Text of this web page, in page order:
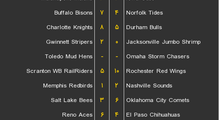
Buffalo Bisons
۷ ۴
Norfolk Tides
Charlotte Knights
۸ ۵
Durham Bulls
Gwinnett Stripers
۲ ۰
Jacksonville Jumbo Shrimp
Toledo Mud Hens
- -
Omaha Storm Chasers
Scranton WB RailRiders
۵ ۱۰
Rochester Red Wings
Memphis Redbirds
۱ ۲
Nashville Sounds
Salt Lake Bees
۳ ۶
Oklahoma City Comets
Reno Aces
۶ ۴
El Paso Chihuahuas